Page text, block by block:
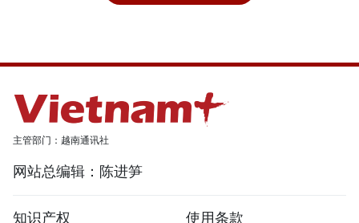
主管部门：越南通讯社
网站总编辑：陈进笋
知识产权 使用条款